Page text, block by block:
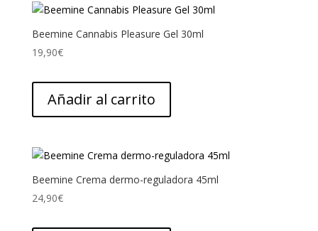
Beemine Cannabis Pleasure Gel 30ml
19,90€
Añadir al carrito
Beemine Crema dermo-reguladora 45ml
24,90€